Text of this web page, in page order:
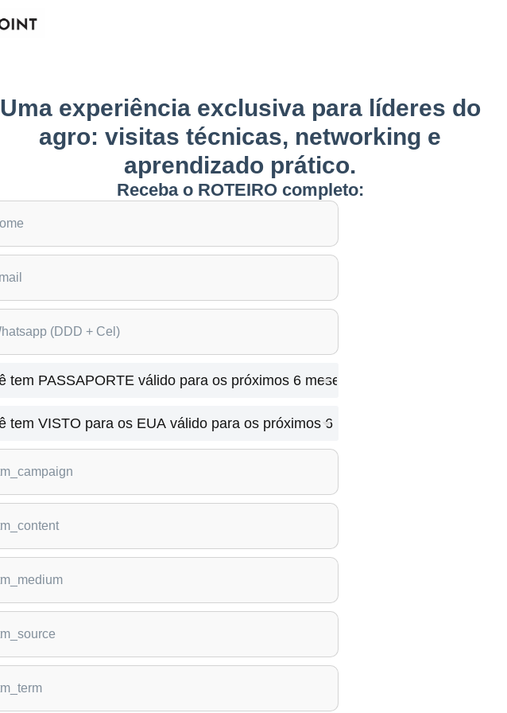
Uma experiência exclusiva para líderes do
agro: visitas técnicas, networking e
aprendizado prático.
Receba o ROTEIRO completo: